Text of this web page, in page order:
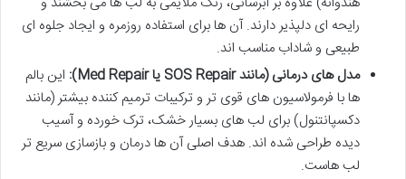
رایحه ای دلپذیر دارند. آن ها برای استفاده روزمره و ایجاد جلوه ای
طبیعی و شاداب مناسب اند.
مدل های درمانی (مانند SOS Repair یا Med Repair):
این بالم
ها با فرمولاسیون های قوی تر و ترکیبات ترمیم کننده بیشتر (مانند
دکسپانتنول) برای لب های بسیار خشک، ترک خورده و آسیب
دیده طراحی شده اند. هدف اصلی آن ها درمان و بازسازی سریع تر
لب هاست.